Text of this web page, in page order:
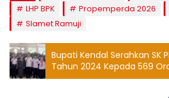
LHP BPK
Propemperda 2026
Slamet Ramuji
Bupati Kendal Serahkan SK
Tahun 2024 Kepada 569